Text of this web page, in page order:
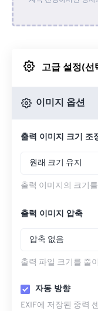
고급 설정(선
이미지 옵션
출력 이미지 크기 조
원래 크기 유지
출력 이미지의 크기
출력 이미지 압축
압축 없음
출력 파일 크기를 줄
자동 방향
EXIF에 저장된 중력